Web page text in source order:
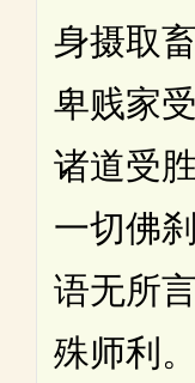
身摄取
卑贱家
诸道受
一切佛
语无所
殊师利